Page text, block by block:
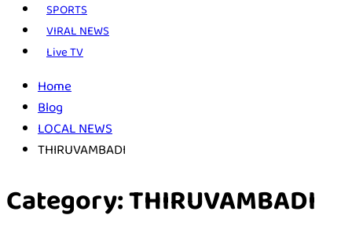
SPORTS
VIRAL NEWS
Live TV
Home
Blog
LOCAL NEWS
THIRUVAMBADI
Category:THIRUVAMBADI